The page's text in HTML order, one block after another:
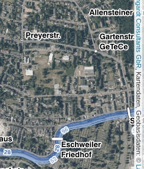
Baumgardt Consultants GbR
, Kartendaten, Geobasisdaten: ©